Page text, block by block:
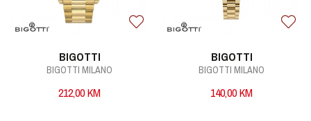
BIGOTTI
BIGOTTI MILANO
212,00KM
BIGOTTI
BIGOTTI MILANO
140,00KM